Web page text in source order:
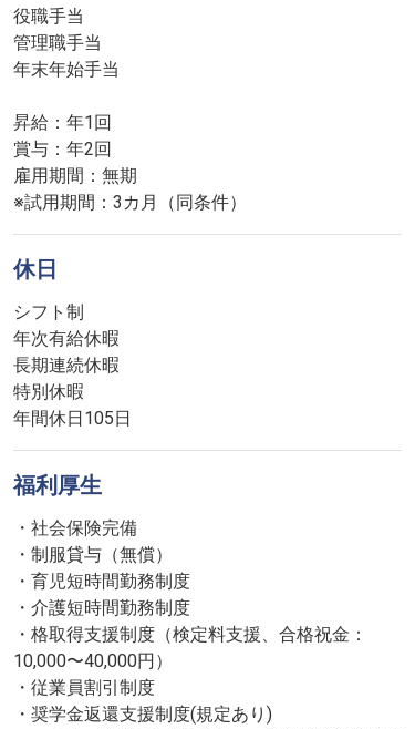
役職手当
管理職手当
年末年始手当
昇給：年1回
賞与：年2回
雇用期間：無期
※試用期間：3カ月（同条件）
休日
シフト制
年次有給休暇
長期連続休暇
特別休暇
年間休日105日
福利厚生
・社会保険完備
・制服貸与（無償）
・育児短時間勤務制度
・介護短時間勤務制度
・格取得支援制度（検定料支援、合格祝金：
10,000〜40,000円）
・従業員割引制度
・奨学金返還支援制度(規定あり)